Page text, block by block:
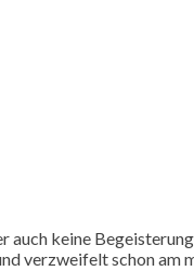
keine
verzweifelt schon